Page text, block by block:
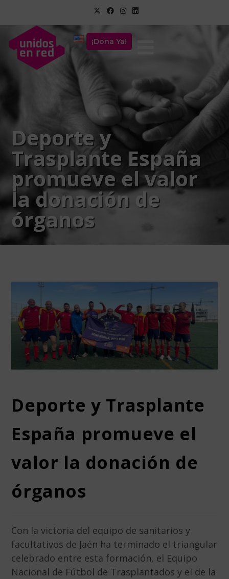
¡Dona Ya!
Deporte y
Trasplante España
promueve el valor
la donación de
órganos
Deporte y Trasplante
España promueve el
valor la donación de
órganos
Con la victoria del equipo de sanitarios y
facultativos de Jaén ha terminado el triangular
celebrado entre esta formación, el Equipo
Nacional de Fútbol de Trasplantados y el de la